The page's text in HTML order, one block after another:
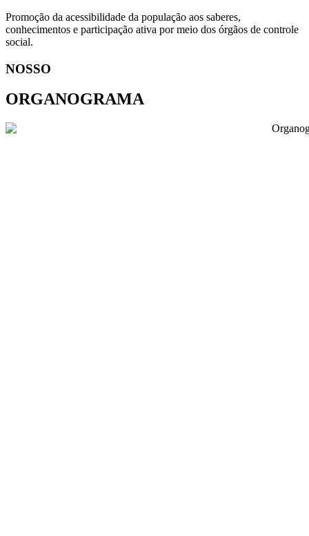
Promoção da acessibilidade da população aos saberes,
conhecimentos e participação ativa por meio dos órgãos de controle
social.
NOSSO
ORGANOGRAMA